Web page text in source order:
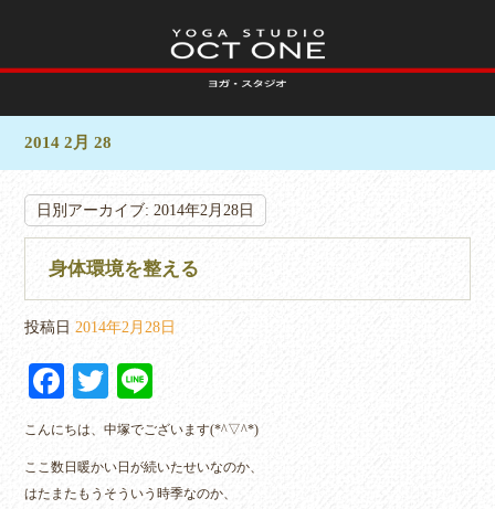
2014 2月 28
日別アーカイブ:2014年2月28日
身体環境を整える
投稿日 2014年2月28日
Fa
ce
bo
ok
T
wi
tte
r
ne
こんにちは、中塚でございます(*^▽^*)
ここ数日暖かい日が続いたせいなのか、
はたまたもうそういう時季なのか、